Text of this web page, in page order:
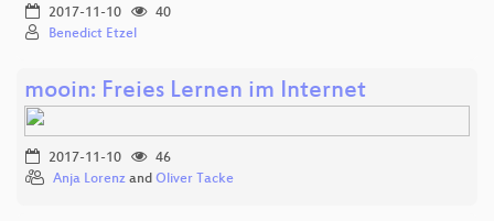
2017-11-10
40
Benedict Etzel
mooin: Freies Lernen im Internet
2017-11-10
46
Anja Lorenz and Oliver Tacke